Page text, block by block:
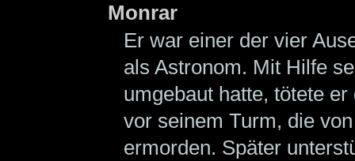
Monrar
Er war einer der vier
als Astronom. Mit Hilfe
umgebaut hatte, tötete
vor seinem Turm, die
ermorden. Später